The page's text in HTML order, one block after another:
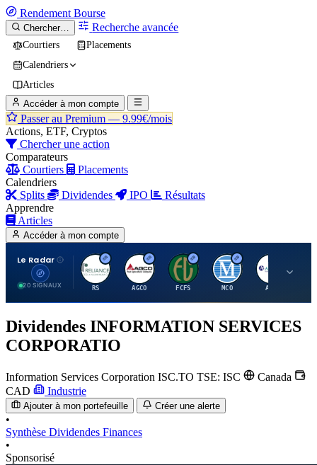
Rendement Bourse
Chercher… Recherche avancée
Courtiers
Placements
Calendriers
Articles
Accéder à mon compte
Passer au Premium — 9.99€/mois
Actions, ETF, Cryptos
Chercher une action
Comparateurs
Courtiers
Placements
Calendriers
Splits
Dividendes IPO
Résultats
Apprendre
Articles
Accéder à mon compte
Le Radar
20 SIGNAUX
R
RS
A
AGCO
F
FCFS
M
MCO
A
AIT
Dividendes INFORMATION SERVICES
CORPORATIO
Information Services Corporation ISC.TO TSE: ISC
Canada
CAD
Industrie
Ajouter à mon portefeuille Créer une alerte
•
Synthèse Dividendes Finances
•
Sponsorisé